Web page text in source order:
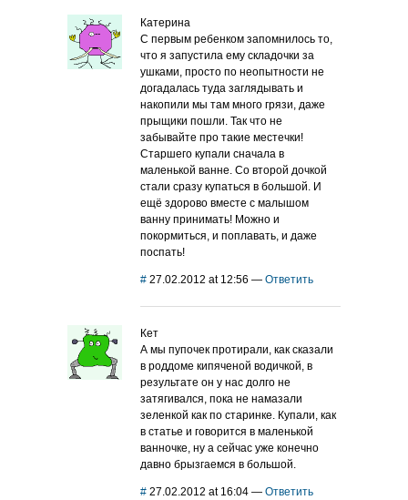
Катерина
С первым ребенком запомнилось то,
что я запустила ему складочки за
ушками, просто по неопытности не
догадалась туда заглядывать и
накопили мы там много грязи, даже
прыщики пошли. Так что не
забывайте про такие местечки!
Старшего купали сначала в
маленькой ванне. Со второй дочкой
стали сразу купаться в большой. И
ещё здорово вместе с малышом
ванну принимать! Можно и
покормиться, и поплавать, и даже
поспать!
# 27.02.2012 at 12:56 — Ответить
Кет
А мы пупочек протирали, как сказали
в роддоме кипяченой водичкой, в
результате он у нас долго не
затягивался, пока не намазали
зеленкой как по старинке. Купали, как
в статье и говорится в маленькой
ванночке, ну а сейчас уже конечно
давно брызгаемся в большой.
# 27.02.2012 at 16:04 — Ответить